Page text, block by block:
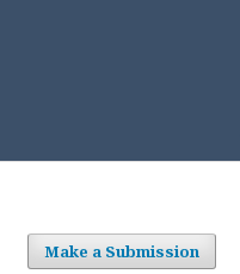
Make a Submission